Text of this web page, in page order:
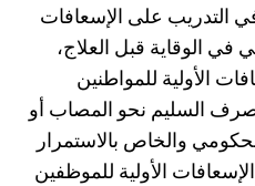
التدريب على الإسعافات
في الوقاية قبل العلاج،
الأولية للمواطنين
السليم نحو المصاب أو
والخاص بالاستمرار
الأولية للموظفين